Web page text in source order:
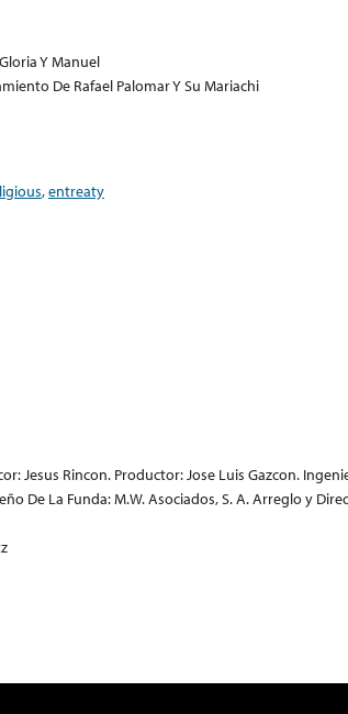
Gloria Y Manuel
De Rafael Palomar Y Su Mariachi
,entreaty
Jesus Rincon. Productor: Jose Luis Gazcon.
De La Funda: M.W. Asociados, S. A. Arreglo y